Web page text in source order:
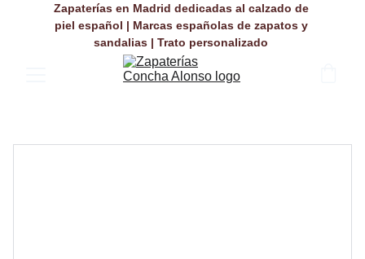
Zapaterías en Madrid dedicadas al calzado de
piel español | Marcas españolas de zapatos y
sandalias | Trato personalizado